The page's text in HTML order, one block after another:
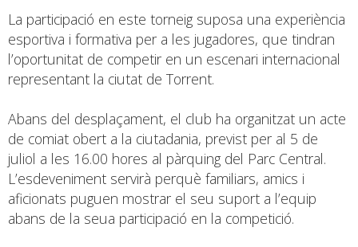
La participació en este torneig suposa una experiència
esportiva i formativa per a les jugadores, que tindran
l’oportunitat de competir en un escenari internacional
representant la ciutat de Torrent.
Abans del desplaçament, el club ha organitzat un acte
de comiat obert a la ciutadania, previst per al 5 de
juliol a les 16.00 hores al pàrquing del Parc Central.
L’esdeveniment servirà perquè familiars, amics i
aficionats puguen mostrar el seu suport a l’equip
abans de la seua participació en la competició.